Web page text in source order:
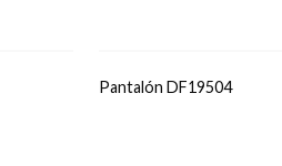
Pantalón DF19504